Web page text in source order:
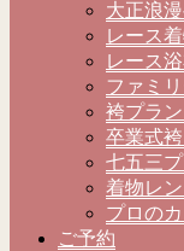
大正浪
レース
レース
ファミ
袴プラン
卒業式
七五三
着物レ
プロの
ご予約